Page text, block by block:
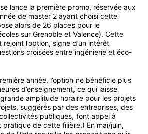
lance la première promo, réservée aux
de master 2 ayant choisi cette
alors de 26 places pour le
sur Grenoble et Valence). Cette
l’option, signe d’un intérêt
croisées entre ingénierie et éco-
année, l’option ne bénéficie plus
d’enseignement, ce qui laisse
amplitude horaire pour les projets
suggérés par des entreprises, des
publiques, font appel à
pratique de cette filière.) En mai/juin,